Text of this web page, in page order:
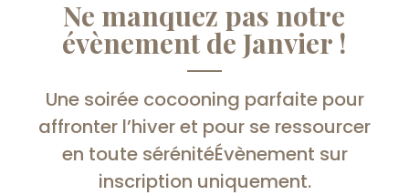
Ne manquez pas notre
évènement de Janvier !
Une soirée cocooning parfaite pour
affronter l’hiver et pour se ressourcer
en toute sérénitéÉvènement sur
inscription uniquement.